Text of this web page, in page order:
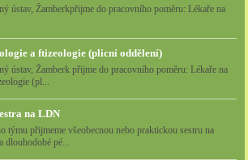
ústav, Žamberkpřijme do pracovního poměru: Lékaře na
a ftizeologie (plicní oddělení)
ústav, Žamberk přijme do pracovního poměru: Lékaře na
(pl...
na LDN
týmu přijmeme všeobecnou nebo praktickou sestru na
dlouhodobé pé...
k tomu, abychom vás osobně
a nikdy do nich neumisťujeme citlivá